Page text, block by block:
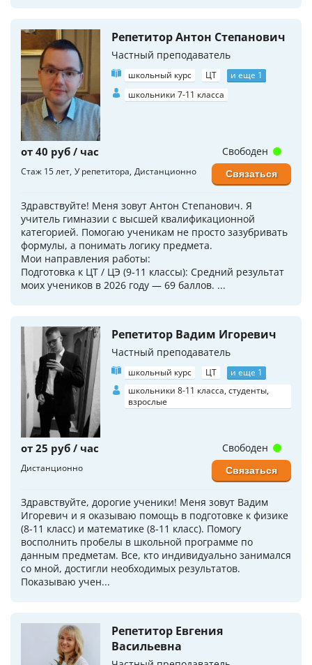
Репетитор Антон Степанович
Частный преподаватель
школьный курс ЦТ
и еще 1
школьники 7-11 класса
от 40 руб / час
Стаж 15 лет У репетитора Дистанционно
Здравствуйте! Меня зовут Антон Степанович. Я
учитель гимназии с высшей квалификационной
категорией. Помогаю ученикам не просто зазубривать
формулы, а понимать логику предмета.
Мои направления работы:
Подготовка к ЦТ / ЦЭ (9-11 классы): Средний результат
моих учеников в 2026 году — 69 баллов. ...
Свободен
Связаться
Репетитор Вадим Игоревич
Частный преподаватель
школьный курс ЦТ
и еще 1
школьники 8-11 класса, студенты,
взрослые
от 25 руб / час
Дистанционно
Здравствуйте, дорогие ученики! Меня зовут Вадим
Игоревич и я оказываю помощь в подготовке к физике
(8-11 класс) и математике (8-11 класс). Помогу
восполнить пробелы в школьной программе по
данным предметам. Все, кто индивидуально занимался
со мной, достигли необходимых результатов.
Показываю учен...
Свободен
Связаться
Репетитор Евгения
Васильевна